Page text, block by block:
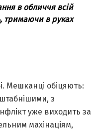
в обличчя всій
тримаючи в руках
Мешканці обіцяють:
з
уже виходить за
махінаціям,